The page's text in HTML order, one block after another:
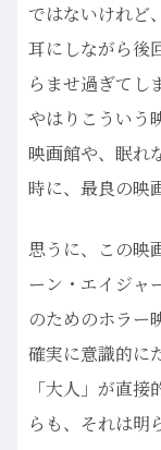
ではないけれど
耳にしながら後
らませ過ぎてし
やはりこういう
映画館や、眠れ
時に、最良の映
思うに、この映
ーン・エイジャ
のためのホラー
確実に意識的に
「大人」が直
らも、それは明